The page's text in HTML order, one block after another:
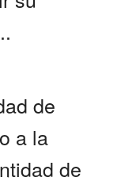
de
a la
de